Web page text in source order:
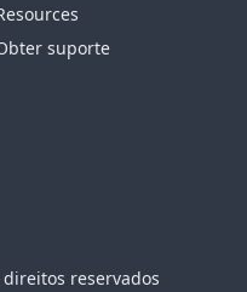
suporte
direitos reservados